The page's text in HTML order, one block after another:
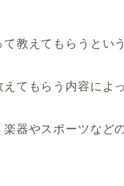
教えてもらうとい
てもらう内容によ
器やスポーツなど